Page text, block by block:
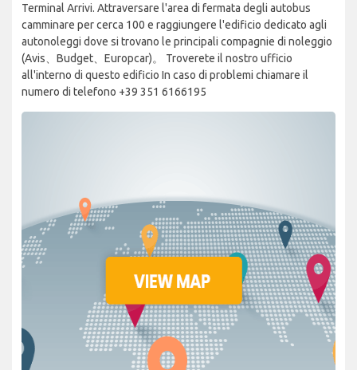
Terminal Arrivi. Attraversare l'area di fermata degli autobus
camminare per cerca 100 e raggiungere l'edificio dedicato agli
autonoleggi dove si trovano le principali compagnie di noleggio
(Avis、Budget、Europcar)。 Troverete il nostro ufficio
all'interno di questo edificio In caso di problemi chiamare il
numero di telefono +39 351 6166195